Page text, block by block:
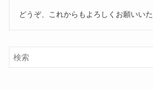
どうぞ、これからもよろしくお願いいた